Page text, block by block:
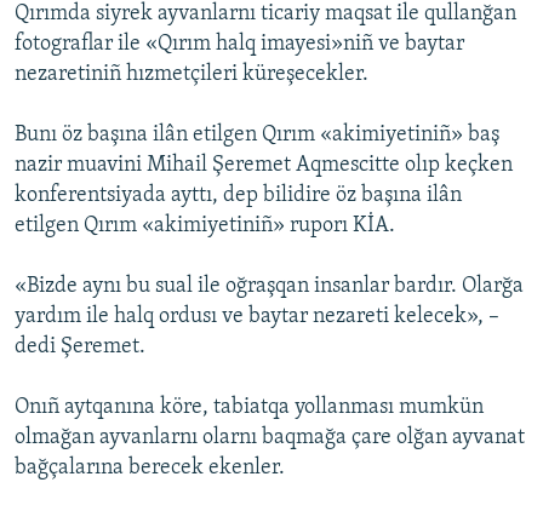
İNSAN AQLARI
VİDEO
BLOGLAR
FİKİR
Українською
QOŞULIÑIZ!
RFE/RS bütün saytları
Qırımda siyrek ayvanlarnı ticariy maqsat ile qullanğan
fotograflar ile «Qırım halq imayesi»niñ ve baytar
nezaretiniñ hızmetçileri küreşecekler.
Bunı öz başına ilân etilgen Qırım «akimiyetiniñ» baş
nazir muavini Mihail Şeremet Aqmescitte olıp keçken
konferentsiyada ayttı, dep bilidire öz başına ilân
etilgen Qırım «akimiyetiniñ» ruporı KİA.
«Bizde aynı bu sual ile oğraşqan insanlar bardır. Olarğa
yardım ile halq ordusı ve baytar nezareti kelecek», –
dedi Şeremet.
Onıñ aytqanına köre, tabiatqa yollanması mumkün
olmağan ayvanlarnı olarnı baqmağa çare olğan ayvanat
bağçalarına berecek ekenler.